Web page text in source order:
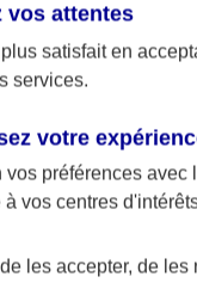
Fermer le menu principal
vos attentes
satisfait en
services.
votre
vos préférences avec
vos centres
les accepter, de